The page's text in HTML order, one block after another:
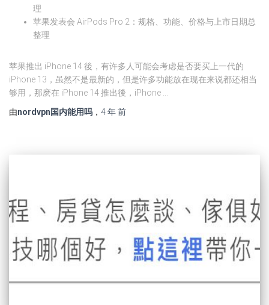
理
苹果发表会 AirPods Pro 2：规格、功能、价格与上市日期总
整理
苹果推出 iPhone 14 後，有许多人可能会考虑是否要买上一代的
iPhone 13，虽然不是最新的，但是许多功能放在现在来说都还相当
够用，那麽在 iPhone 14 推出後，iPhone …
由nordvpn国内能用吗 ， 4 年前